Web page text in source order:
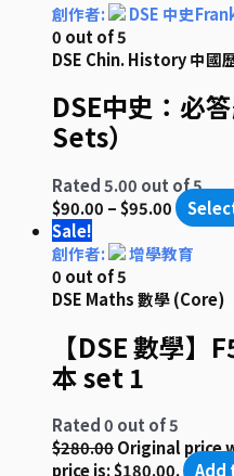
創作者:
DSE 中史
0 out of 5
DSE Chin. History 中國
DSE中史：必
Sets）
Rated5.00 out of 5
$90.00 –$95.00
Sale!
創作者:
增學教育
0 out of 5
DSE Maths 數學 (Core)
【DSE 數學
本 set 1
Rated0 out of 5
$280.00Original price
price is: $180.00.
Add